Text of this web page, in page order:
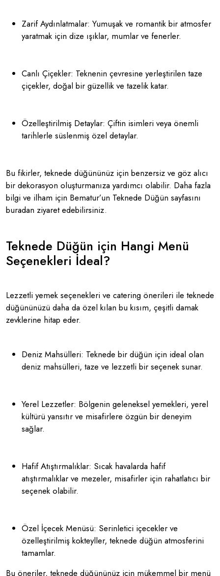
Zarif Aydınlatmalar: Yumuşak ve romantik bir atmosfer
yaratmak için dize ışıklar, mumlar ve fenerler.
Canlı Çiçekler: Teknenin çevresine yerleştirilen taze
çiçekler, doğal bir güzellik ve tazelik katar.
Özelleştirilmiş Detaylar: Çiftin isimleri veya önemli
tarihlerle süslenmiş özel detaylar.
Bu fikirler, teknede düğününüz için benzersiz ve göz alıcı
bir dekorasyon oluşturmanıza yardımcı olabilir. Daha fazla
bilgi ve ilham için Bematur’un Teknede Düğün sayfasını
buradan ziyaret edebilirsiniz.
Teknede Düğün için Hangi Menü
Seçenekleri İdeal?
Lezzetli yemek seçenekleri ve catering önerileri ile teknede
düğününüzü daha da özel kılan bu kısım, çeşitli damak
zevklerine hitap eder.
Deniz Mahsülleri: Teknede bir düğün için ideal olan
deniz mahsülleri, taze ve lezzetli bir seçenek sunar.
Yerel Lezzetler: Bölgenin geleneksel yemekleri, yerel
kültürü yansıtır ve misafirlere özgün bir deneyim
sağlar.
Hafif Atıştırmalıklar: Sıcak havalarda hafif
atıştırmalıklar ve mezeler, misafirler için rahatlatıcı bir
seçenek olabilir.
Özel İçecek Menüsü: Serinletici içecekler ve
özelleştirilmiş kokteyller, teknede düğün atmosferini
tamamlar.
Bu öneriler, teknede düğününüz için mükemmel bir menü